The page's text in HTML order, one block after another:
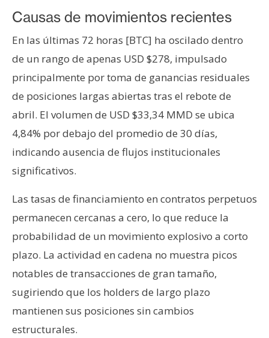
C
o
n
t
a
t
o
y
u
b
l
i
c
i
d
d
Causas de movimientos recientes
En las últimas 72 horas [BTC] ha oscilado dentro
de un rango de apenas USD $278, impulsado
principalmente por toma de ganancias residuales
de posiciones largas abiertas tras el rebote de
abril. El volumen de USD $33,34 MMD se ubica
4,84% por debajo del promedio de 30 días,
indicando ausencia de flujos institucionales
significativos.
Las tasas de financiamiento en contratos perpetuos
permanecen cercanas a cero, lo que reduce la
probabilidad de un movimiento explosivo a corto
plazo. La actividad en cadena no muestra picos
notables de transacciones de gran tamaño,
sugiriendo que los holders de largo plazo
mantienen sus posiciones sin cambios
estructurales.